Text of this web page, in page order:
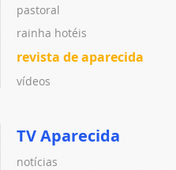
pastoral
rainha hotéis
revista de aparecida
vídeos
TV Aparecida
notícias